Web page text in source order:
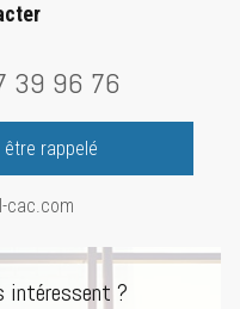
39 96 76
être rappelé
cac.com
intéressent ?